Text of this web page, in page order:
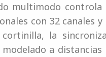
multimodo controla
con 32 canales
la
a distancias